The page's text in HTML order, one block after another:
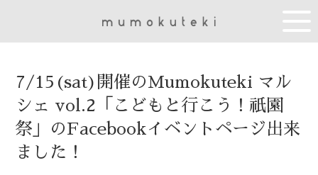
7/15(sat)開催のMumokuteki マル
シェ vol.2「こどもと行こう！祇園
祭」のFacebookイベントページ出来
ました！